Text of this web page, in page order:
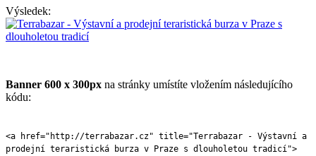
Výsledek:
Banner 600 x 300px na stránky umístíte vložením následujícího
kódu:
<a href="http://terrabazar.cz" title="Terrabazar - Výstavní a
prodejní teraristická burza v Praze s dlouholetou tradicí">